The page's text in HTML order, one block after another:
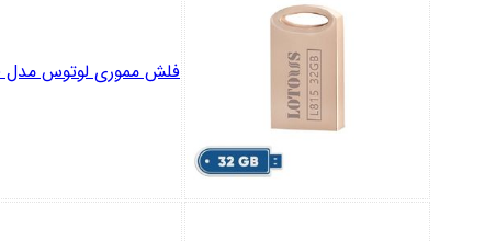
فلش مموری لوتوس مدل L815 ظرفیت 32 گیگابایت با رابط USB3.2